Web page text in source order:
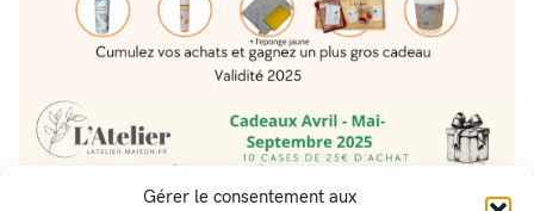
Gérer le consentement aux